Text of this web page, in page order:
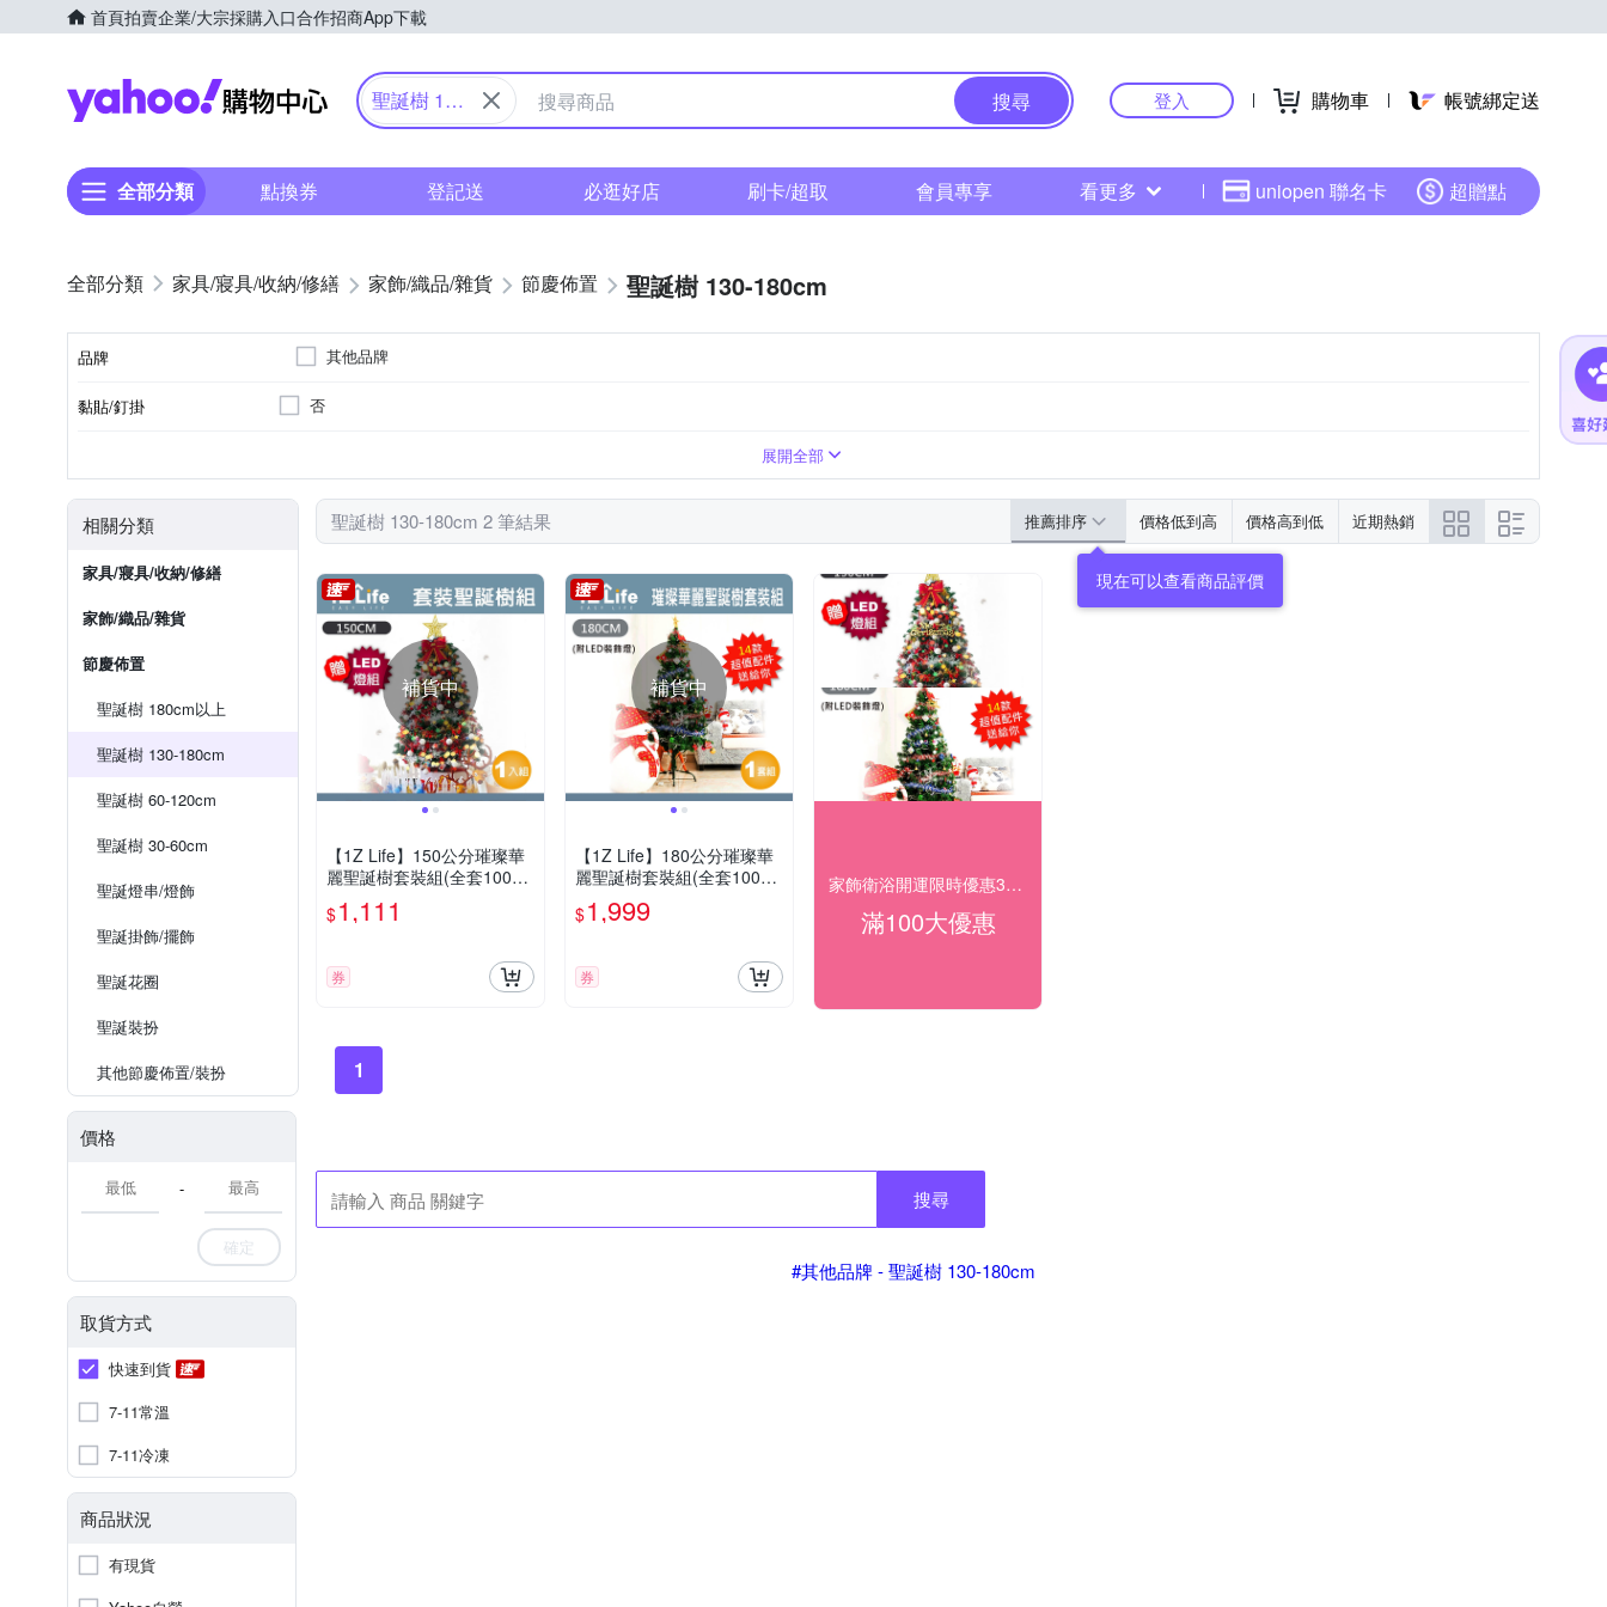
首頁拍賣企業/大宗採購入口合作招商App下載
Yahoo購物中心
聖誕樹 130-
搜尋 登入 購物車 帳號綁定送
全部分類 點換券 登記送 必逛好店 刷卡/超取 會員專享 看更多 uniopen 聯名卡 超贈點
家具/寢具/收納/修繕 家飾/織品/雜貨 節慶佈置 聖誕樹 130-180cm
品牌 其他品牌
黏貼/釘掛 否
展開全部
相關分類
家具/寢具/收納/修繕
家飾/織品/雜貨
節慶佈置
聖誕樹 180cm以上
聖誕樹 130-180cm
聖誕樹 60-120cm
聖誕樹 30-60cm
聖誕燈串/燈飾
聖誕掛飾/擺飾
聖誕花圈
聖誕裝扮
其他節慶佈置/裝扮
價格
-
確定
取貨方式
快速到貨
7-11常溫
7-11冷凍
商品狀況
有現貨
聖誕樹 130-180cm 2 筆結果 推薦排序 價格低到高 價格高到低 近期熱銷
現在可以查看商品評價
補貨中
【1Z Life】150公分璀璨華
麗聖誕樹套裝組(全套100件
以上組合)(附LED彩燈)
$1,111
券
補貨中
【1Z Life】180公分璀璨華
麗聖誕樹套裝組(全套100件
以上組合)(附LED彩燈)
$1,999
券
家飾衛浴開運限時優惠3折起
滿100大優惠
1
搜尋
#其他品牌 - 聖誕樹 130-180cm